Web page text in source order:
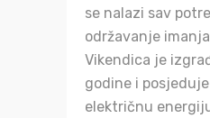
se nalazi sav
održavanje
Vikendica je
godine i
električnu